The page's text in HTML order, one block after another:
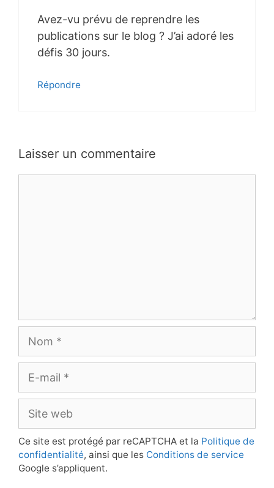
Avez-vu prévu de reprendre les
publications sur le blog ? J’ai adoré les
défis 30 jours.
Répondre
Laisser un commentaire
Nom
E-
Site
Ce site est protégé par reCAPTCHA et la Politique de
confidentialité, ainsi que les Conditions de service
Google s’appliquent.